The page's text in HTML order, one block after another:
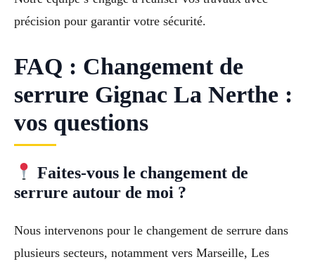
précision pour garantir votre sécurité.
FAQ : Changement de
serrure Gignac La Nerthe :
vos questions
Faites-vous le changement de
serrure autour de moi ?
Nous intervenons pour le changement de serrure dans
plusieurs secteurs, notamment vers Marseille, Les